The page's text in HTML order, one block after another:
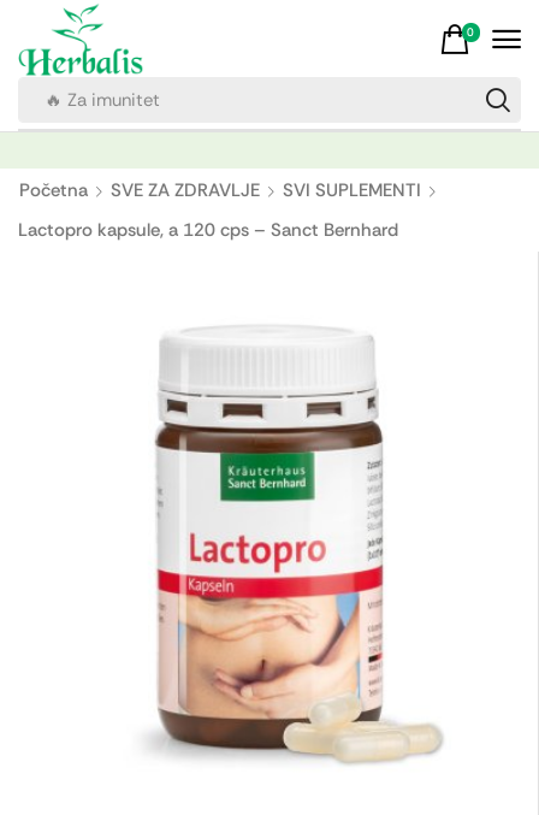
🔥 Za imunitet
0
Početna SVE ZA ZDRAVLJE
SVI SUPLEMENTI
Lactopro kapsule, a 120 cps – Sanct Bernhard